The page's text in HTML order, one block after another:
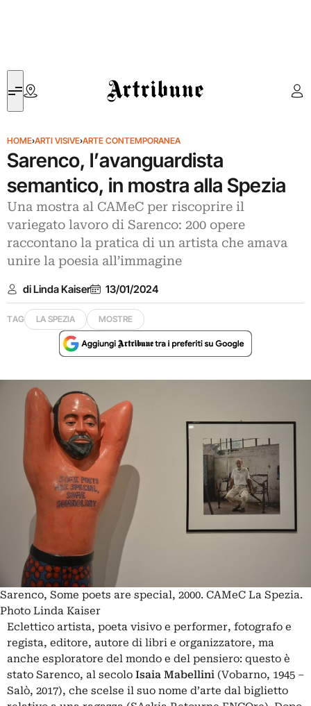
Artribune
HOME›ARTI VISIVE›ARTE CONTEMPORANEA
Sarenco, l’avanguardista
semantico, in mostra alla Spezia
Una mostra al CAMeC per riscoprire il
variegato lavoro di Sarenco: 200 opere
raccontano la pratica di un artista che amava
unire la poesia all’immagine
di Linda Kaiser 13/01/2024
TAG LA SPEZIA MOSTRE
Sarenco, Some poets are special, 2000. CAMeC La Spezia.
Photo Linda Kaiser
Eclettico artista, poeta visivo e performer, fotografo e
regista, editore, autore di libri e organizzatore, ma
anche esploratore del mondo e del pensiero: questo è
stato Sarenco, al secolo Isaia Mabellini (Vobarno, 1945 –
Salò, 2017), che scelse il suo nome d’arte dal biglietto